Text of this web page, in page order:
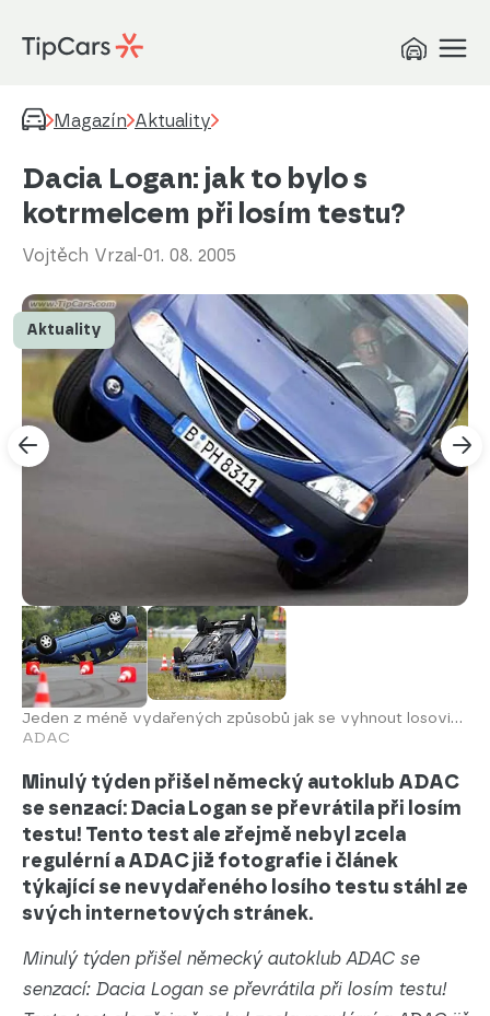
Magazín Aktuality
Dacia Logan: jak to bylo s
kotrmelcem při losím testu?
Vojtěch Vrzal -01. 08. 2005
Jeden z méně vydařených způsobů jak se vyhnout losovi...
ADAC
Aktuality
Minulý týden přišel německý autoklub ADAC
se senzací: Dacia Logan se převrátila při losím
testu! Tento test ale zřejmě nebyl zcela
regulérní a ADAC již fotografie i článek
týkající se nevydařeného losího testu stáhl ze
svých internetových stránek.
Minulý týden přišel německý autoklub ADAC se
senzací: Dacia Logan se převrátila při losím testu!